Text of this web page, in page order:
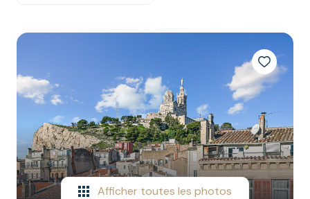
Afficher toutes les photos